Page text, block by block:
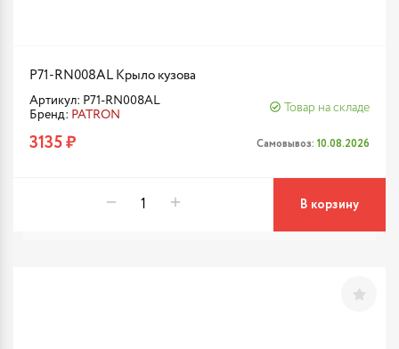
P71-RN008AL Крыло кузова
Артикул: P71-RN008AL
Бренд: PATRON
Товар на складе
3135 ₽ Самовывоз: 10.08.2026
В корзину